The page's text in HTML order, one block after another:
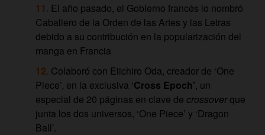
El año pasado, el Gobierno francés lo nombró
Caballero de la Orden de las Artes y las Letras
debido a su contribución en la popularización del
manga en Francia
Colaboró con Eiichiro Oda, creador de ‘One
Piece’, en la exclusiva ‘Cross Epoch’, un
especial de 20 páginas en clave de crossoverque
junta los dos universos, ‘One Piece’ y ‘Dragon
Ball’.